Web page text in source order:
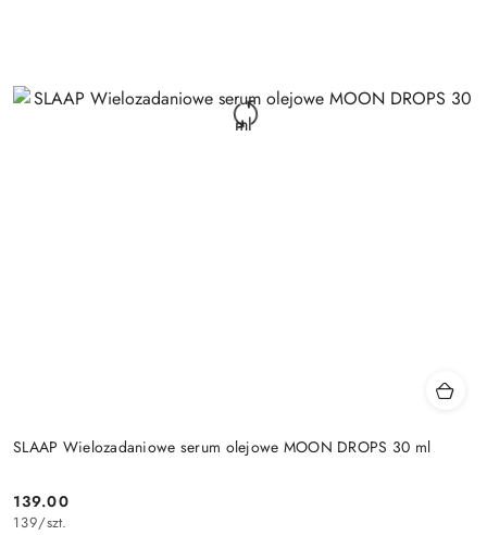
SLAAP Wielozadaniowe serum olejowe MOON DROPS 30 ml
Cena:
139.00
139/szt.